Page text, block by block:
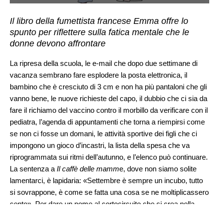
Il libro della fumettista francese Emma offre lo
spunto per riflettere sulla fatica mentale che le
donne devono affrontare
La ripresa della scuola, le e-mail che dopo due settimane di
vacanza sembrano fare esplodere la posta elettronica, il
bambino che è cresciuto di 3 cm e non ha più pantaloni che gli
vanno bene, le nuove richieste del capo, il dubbio che ci sia da
fare il richiamo del vaccino contro il morbillo da verificare con il
pediatra, l’agenda di appuntamenti che torna a riempirsi come
se non ci fosse un domani, le attività sportive dei figli che ci
impongono un gioco d’incastri, la lista della spesa che va
riprogrammata sui ritmi dell’autunno, e l’elenco può continuare.
La sentenza a Il caffè delle mamme, dove non siamo solite
lamentarci, è lapidaria: «Settembre è sempre un incubo, tutto
si sovrappone, è come se fatta una cosa se ne moltiplicassero
cento». Per dare un nome al cortocircuito che si crea nella